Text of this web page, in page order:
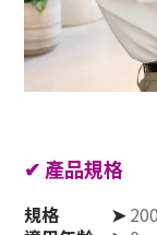
✔ 產品規格
規格 ➤